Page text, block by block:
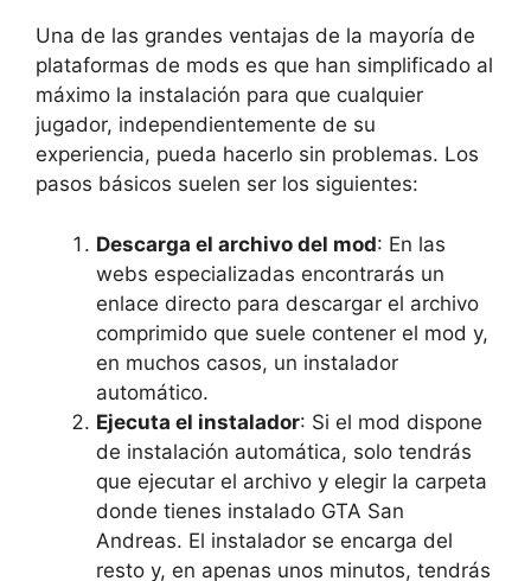
Una de las grandes ventajas de la mayoría de
plataformas de mods es que han simplificado al
máximo la instalación para que cualquier
jugador, independientemente de su
experiencia, pueda hacerlo sin problemas. Los
pasos básicos suelen ser los siguientes:
Descarga el archivo del mod: En las
webs especializadas encontrarás un
enlace directo para descargar el archivo
comprimido que suele contener el mod y,
en muchos casos, un instalador
automático.
Ejecuta el instalador: Si el mod dispone
de instalación automática, solo tendrás
que ejecutar el archivo y elegir la carpeta
donde tienes instalado GTA San
Andreas. El instalador se encarga del
resto y, en apenas unos minutos, tendrás